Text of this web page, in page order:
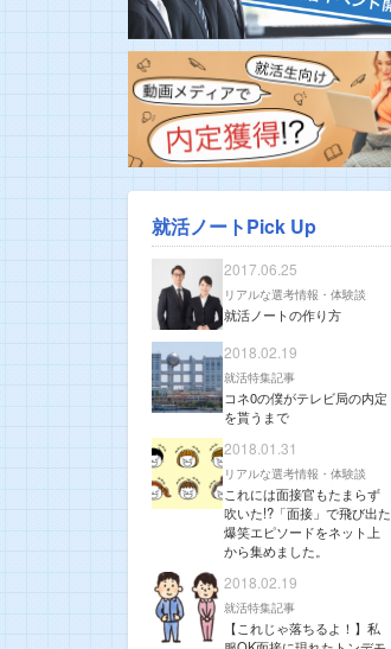
就活ノートPick Up
2017.06.25
リアルな選考情報・体験談
就活ノートの作り方
2018.02.19
就活特集記事
コネ0の僕がテレビ局の内定
を貰うまで
2018.01.31
リアルな選考情報・体験談
これには面接官もたまらず
吹いた!?「面接」で飛び出た
爆笑エピソードをネット上
から集めました。
2018.02.19
就活特集記事
【これじゃ落ちるよ！】私